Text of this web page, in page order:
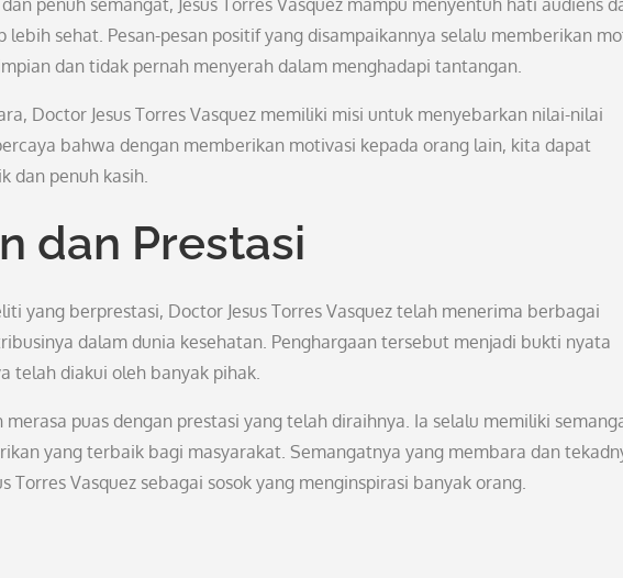
penuh semangat, Jesus Torres Vasquez mampu menyentuh hati audiens
lebih sehat. Pesan-pesan positif yang disampaikannya selalu memberikan
dan tidak pernah menyerah dalam menghadapi tantangan.
Doctor Jesus Torres Vasquez memiliki misi untuk menyebarkan nilai-nilai
bahwa dengan memberikan motivasi kepada orang lain, kita dapat
dan penuh kasih.
dan Prestasi
yang berprestasi, Doctor Jesus Torres Vasquez telah menerima berbagai
dalam dunia kesehatan. Penghargaan tersebut menjadi bukti nyata
telah diakui oleh banyak pihak.
merasa puas dengan prestasi yang telah diraihnya. Ia selalu memiliki
yang terbaik bagi masyarakat. Semangatnya yang membara dan
Torres Vasquez sebagai sosok yang menginspirasi banyak orang.